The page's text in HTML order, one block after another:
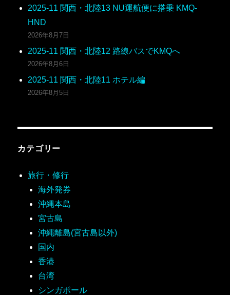
2025-11 関西・北陸13 NU運航便に搭乗 KMQ-
HND
2026年8月7日
2025-11 関西・北陸12 路線バスでKMQへ
2026年8月6日
2025-11 関西・北陸11 ホテル編
2026年8月5日
カテゴリー
旅行・修行
海外発券
沖縄本島
宮古島
沖縄離島(宮古島以外)
国内
香港
台湾
シンガポール